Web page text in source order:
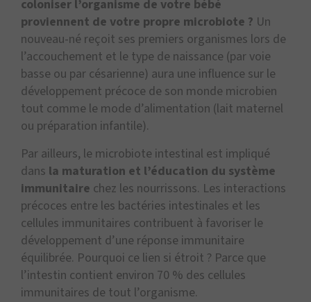
coloniser l’organisme de votre bébé
proviennent de votre propre microbiote ? Un
nouveau-né reçoit ses premiers organismes lors de
l’accouchement et le type de naissance (par voie
basse ou par césarienne) aura une influence sur le
développement précoce de son monde microbien
tout comme le mode d’alimentation (lait maternel
ou préparation infantile).
Par ailleurs, le microbiote intestinal est impliqué
dans la maturation et l’éducation du système
immunitaire chez les nourrissons. Les interactions
précoces entre les bactéries intestinales et les
cellules immunitaires contribuent à favoriser le
développement d’une réponse immunitaire
équilibrée. Pourquoi ce lien si étroit ? Parce que
l’intestin contient environ 70 % des cellules
immunitaires de tout l’organisme.